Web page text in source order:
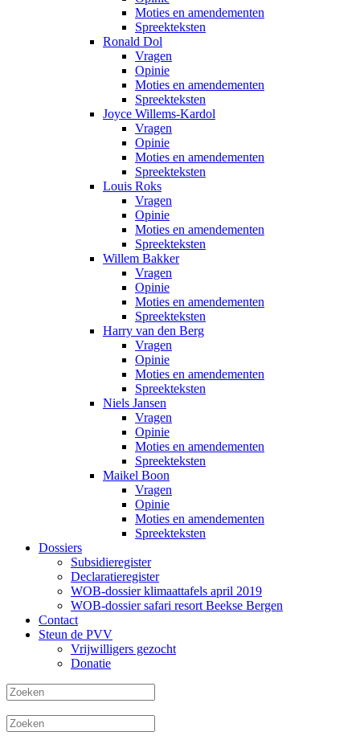
Moties en amendementen
Spreekteksten
Ronald Dol
Vragen
Opinie
Moties en amendementen
Spreekteksten
Joyce Willems-Kardol
Vragen
Opinie
Moties en amendementen
Spreekteksten
Louis Roks
Vragen
Opinie
Moties en amendementen
Spreekteksten
Willem Bakker
Vragen
Opinie
Moties en amendementen
Spreekteksten
Harry van den Berg
Vragen
Opinie
Moties en amendementen
Spreekteksten
Niels Jansen
Vragen
Opinie
Moties en amendementen
Spreekteksten
Maikel Boon
Vragen
Opinie
Moties en amendementen
Spreekteksten
Dossiers
Subsidieregister
Declaratieregister
WOB-dossier klimaattafels april 2019
WOB-dossier safari resort Beekse Bergen
Contact
Steun de PVV
Vrijwilligers gezocht
Donatie